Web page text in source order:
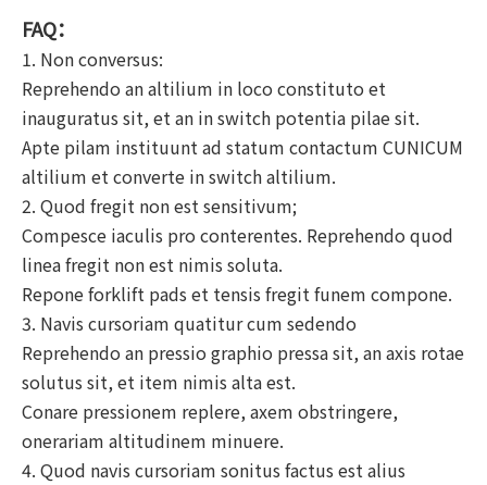
FAQ：
1. Non conversus:
Reprehendo an altilium in loco constituto et
inauguratus sit, et an in switch potentia pilae sit.
Apte pilam instituunt ad statum contactum CUNICUM
altilium et converte in switch altilium.
2. Quod fregit non est sensitivum;
Compesce iaculis pro conterentes. Reprehendo quod
linea fregit non est nimis soluta.
Repone forklift pads et tensis fregit funem compone.
3. Navis cursoriam quatitur cum sedendo
Reprehendo an pressio graphio pressa sit, an axis rotae
solutus sit, et item nimis alta est.
Conare pressionem replere, axem obstringere,
onerariam altitudinem minuere.
4. Quod navis cursoriam sonitus factus est alius